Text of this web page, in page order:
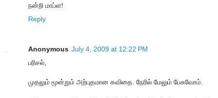
நன்றி மாப்ள!
Reply
Anonymous July 4, 2009 at 12:22 PM
பரிசல்,
முதலும் மூன்றும் அற்புதமான கவிதை. நேரில் மேலும் பேசுவோம்.